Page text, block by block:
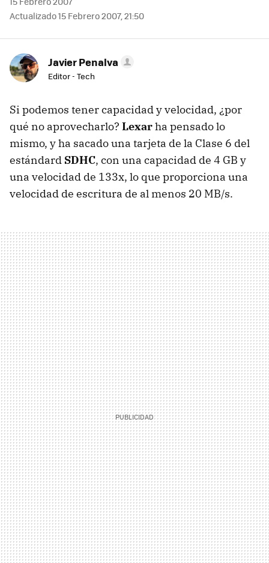
Actualizado 15 Febrero 2007, 21:50
Javier Penalva
Editor - Tech
Si podemos tener capacidad y velocidad, ¿por
qué no aprovecharlo? Lexarha pensado lo
mismo, y ha sacado una tarjeta de la Clase 6 del
estándard SDHC, con una capacidad de 4 GB y
una velocidad de 133x, lo que proporciona una
velocidad de escritura de al menos 20 MB/s.